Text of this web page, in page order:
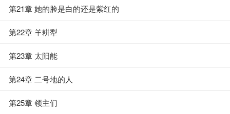
第21章 她的脸是白的还是紫红的
第22章 羊耕犁
第23章 太阳能
第24章 二号地的人
第25章 领主们